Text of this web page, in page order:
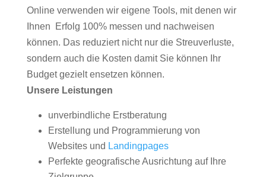
Online verwenden wir eigene Tools, mit denen wir
Ihnen Erfolg 100% messen und nachweisen
können. Das reduziert nicht nur die Streuverluste,
sondern auch die Kosten damit Sie können Ihr
Budget gezielt ensetzen können.
Unsere Leistungen
unverbindliche Erstberatung
Erstellung und Programmierung von
Websites und Landingpages
Perfekte geografische Ausrichtung auf Ihre